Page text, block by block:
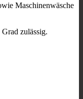
Maschinenwäsche
zulässig.